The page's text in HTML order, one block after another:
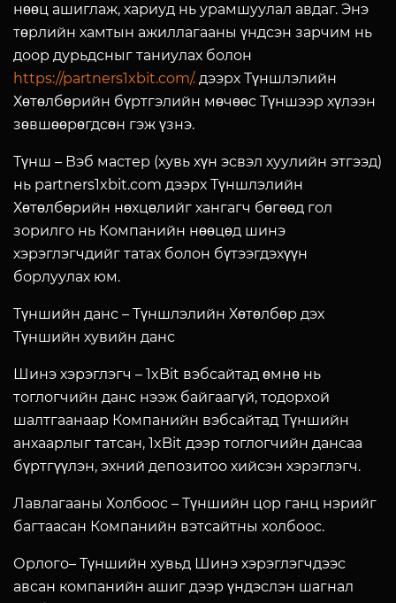
нөөц ашиглаж, хариуд нь урамшуулал авдаг. Энэ
төрлийн хамтын ажиллагааны үндсэн зарчим нь
доор дурьдсныг таниулах болон
https://partners1xbit.com/. дээрх Түншлэлийн
Хөтөлбөрийн бүртгэлийн мөчөөс Түншээр хүлээн
зөвшөөрөгдсөн гэж үзнэ.
Түнш – Вэб мастер (хувь хүн эсвэл хуулийн этгээд)
нь partners1xbit.com дээрх Түншлэлийн
Хөтөлбөрийн нөхцөлийг хангагч бөгөөд гол
зорилго нь Компанийн нөөцөд шинэ
хэрэглэгчдийг татах болон бүтээгдэхүүн
борлуулах юм.
Түншийн данс – Түншлэлийн Хөтөлбөр дэх
Түншийн хувийн данс
Шинэ хэрэглэгч – 1xBit вэбсайтад өмнө нь
тоглогчийн данс нээж байгаагүй, тодорхой
шалтгаанаар Компанийн вэбсайтад Түншийн
анхаарлыг татсан, 1xBit дээр тоглогчийн дансаа
бүртгүүлэн, эхний депозитоо хийсэн хэрэглэгч.
Лавлагааны Холбоос – Түншийн цор ганц нэрийг
багтаасан Компанийн вэтсайтны холбоос.
Орлого– Түншийн хувьд Шинэ хэрэглэгчдээс
авсан компанийн ашиг дээр үндэслэн шагнал